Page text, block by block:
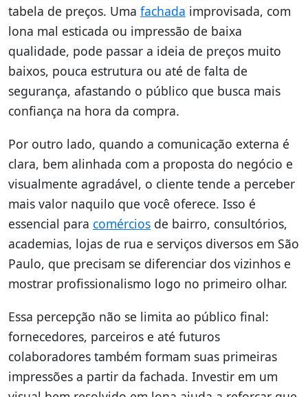
tabela de preços. Uma fachada improvisada, com
lona mal esticada ou impressão de baixa
qualidade, pode passar a ideia de preços muito
baixos, pouca estrutura ou até de falta de
segurança, afastando o público que busca mais
confiança na hora da compra.
Por outro lado, quando a comunicação externa é
clara, bem alinhada com a proposta do negócio e
visualmente agradável, o cliente tende a perceber
mais valor naquilo que você oferece. Isso é
essencial para comércios de bairro, consultórios,
academias, lojas de rua e serviços diversos em São
Paulo, que precisam se diferenciar dos vizinhos e
mostrar profissionalismo logo no primeiro olhar.
Essa percepção não se limita ao público final:
fornecedores, parceiros e até futuros
colaboradores também formam suas primeiras
impressões a partir da fachada. Investir em um